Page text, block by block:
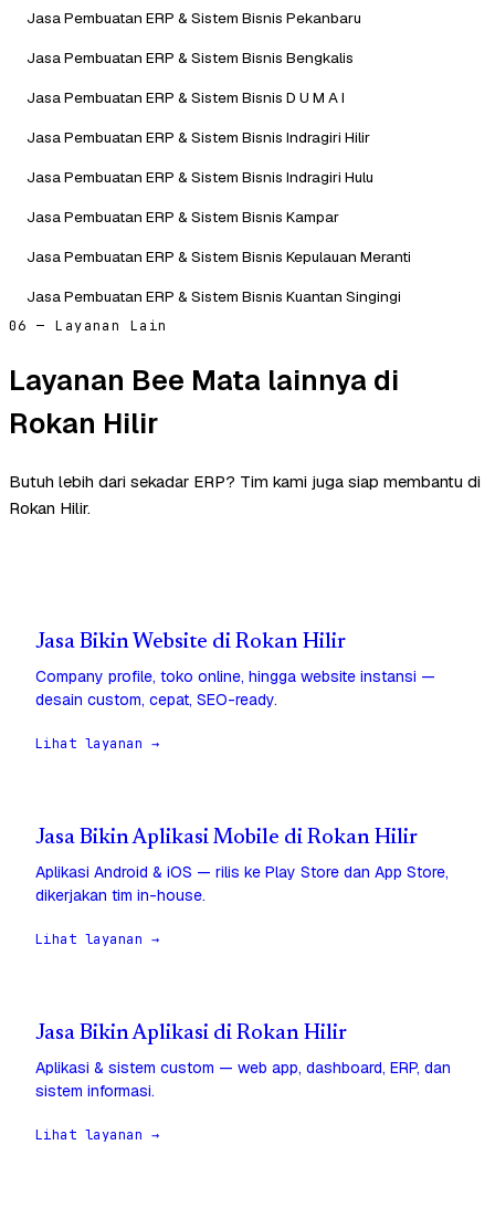
Jasa Pembuatan ERP & Sistem Bisnis Pekanbaru
Jasa Pembuatan ERP & Sistem Bisnis Bengkalis
Jasa Pembuatan ERP & Sistem Bisnis D U M A I
Jasa Pembuatan ERP & Sistem Bisnis Indragiri Hilir
Jasa Pembuatan ERP & Sistem Bisnis Indragiri Hulu
Jasa Pembuatan ERP & Sistem Bisnis Kampar
Jasa Pembuatan ERP & Sistem Bisnis Kepulauan Meranti
Jasa Pembuatan ERP & Sistem Bisnis Kuantan Singingi
06 — Layanan Lain
Layanan Bee Mata lainnya di
Rokan Hilir
Butuh lebih dari sekadar ERP? Tim kami juga siap membantu di
Rokan Hilir.
Jasa Bikin Website di Rokan Hilir
Company profile, toko online, hingga website instansi —
desain custom, cepat, SEO-ready.
Lihat layanan →
Jasa Bikin Aplikasi Mobile di Rokan Hilir
Aplikasi Android & iOS — rilis ke Play Store dan App Store,
dikerjakan tim in-house.
Lihat layanan →
Jasa Bikin Aplikasi di Rokan Hilir
Aplikasi & sistem custom — web app, dashboard, ERP, dan
sistem informasi.
Lihat layanan →